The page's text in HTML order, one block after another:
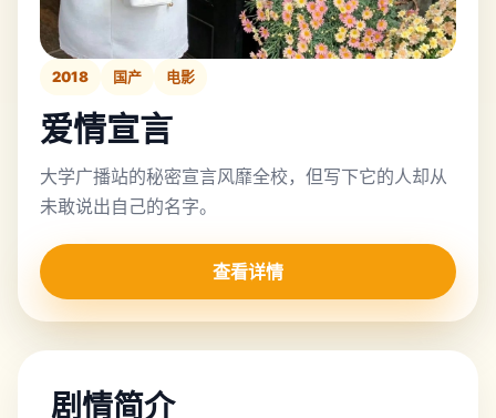
2018 国产 电影
爱情宣言
大学广播站的秘密宣言风靡全校，但写下它的人却从
未敢说出自己的名字。
查看详情
剧情简介